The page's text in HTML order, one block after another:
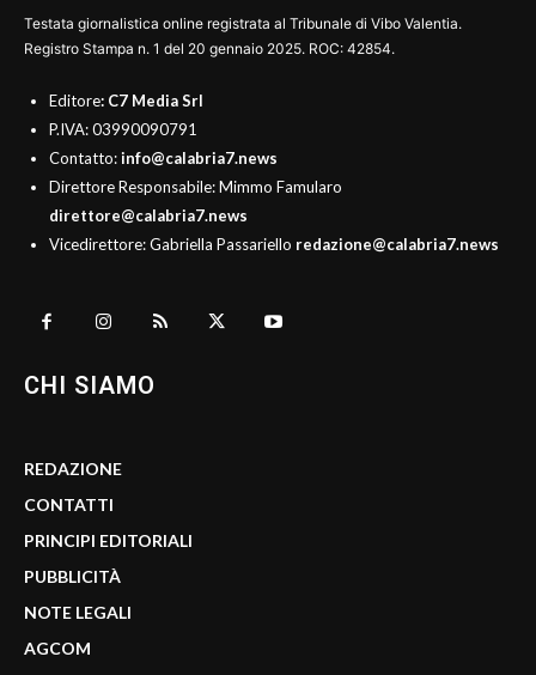
Testata giornalistica online registrata al Tribunale di Vibo Valentia.
Registro Stampa n. 1 del 20 gennaio 2025. ROC: 42854.
Editore: C7 Media Srl
P.IVA: 03990090791
Contatto:info@calabria7.news
Direttore Responsabile: Mimmo Famularo
direttore@calabria7.news
Vicedirettore: Gabriella Passariello redazione@calabria7.news
CHI SIAMO
REDAZIONE
CONTATTI
PRINCIPI EDITORIALI
PUBBLICITÀ
NOTE LEGALI
AGCOM